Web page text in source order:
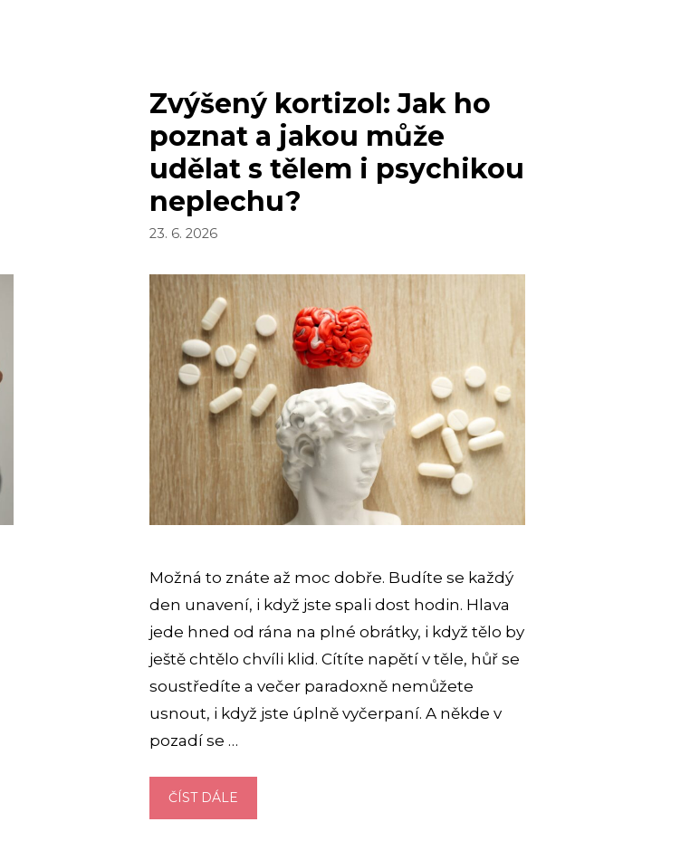
Zvýšený kortizol: Jak ho
poznat a jakou může
udělat s tělem i psychikou
neplechu?
23. 6. 2026
Možná to znáte až moc dobře. Budíte se každý
den unavení, i když jste spali dost hodin. Hlava
jede hned od rána na plné obrátky, i když tělo by
ještě chtělo chvíli klid. Cítíte napětí v těle, hůř se
soustředíte a večer paradoxně nemůžete
usnout, i když jste úplně vyčerpaní. A někde v
pozadí se …
ČÍST DÁLE
KORTIZOL: